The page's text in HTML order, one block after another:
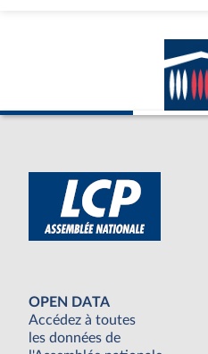
OPEN DATA
Accédez à toutes
les données de